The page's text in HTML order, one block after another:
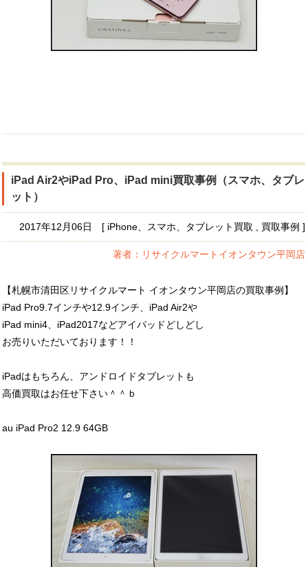
iPad Air2やiPad Pro、iPad mini買取事例（スマホ、タブレ
ット）
2017年12月06日 [ iPhone、スマホ、タブレット買取 , 買取事例 ]
著者：リサイクルマートイオンタウン平岡店
【札幌市清田区リサイクルマート イオンタウン平岡店の買取事例】
iPad Pro9.7インチや12.9インチ、iPad Air2や
iPad mini4、iPad2017などアイパッドどしどし
お売りいただいております！！
iPadはもちろん、アンドロイドタブレットも
高価買取はお任せ下さい＾＾ｂ
au iPad Pro2 12.9 64GB